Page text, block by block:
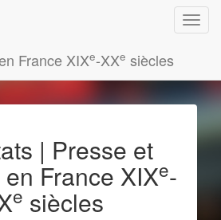
France XIXe-XXe siècles
| Presse et
France XIXe-
e siècles